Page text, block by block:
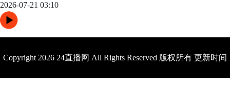
2026-07-21 03:10
Copyright 2026 24直播网 All Rights Reserved 版权所有 更新时间